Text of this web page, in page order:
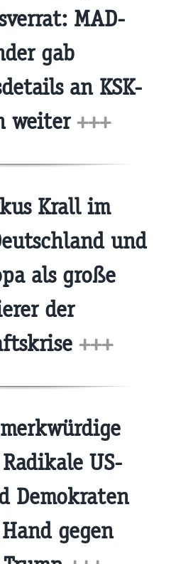
MAD-
gab
an KSK-
weiter+++
Krall im
und
als große
der
+++
US-
Demokraten
gegen